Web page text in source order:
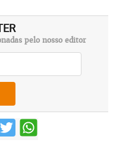
pelo nosso editor